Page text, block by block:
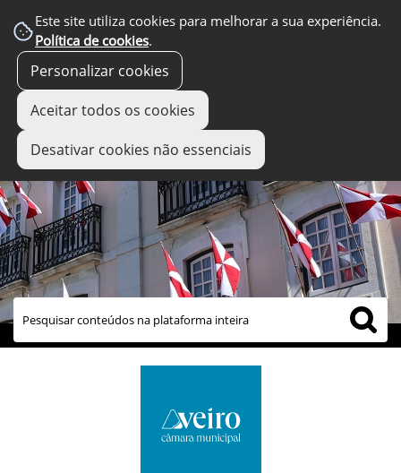
Este site utiliza cookies para melhorar a sua experiência.
Política de cookies.
Personalizar cookies
Aceitar todos os cookies
Desativar cookies não essenciais
links úteis